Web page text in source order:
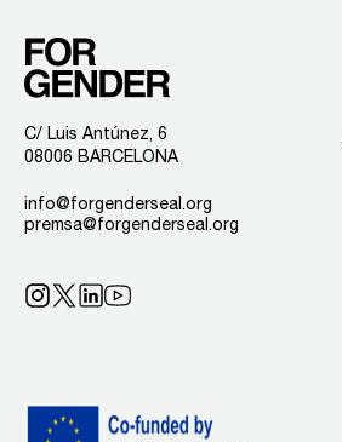
C/ Luis Antúnez, 6
08006 BARCELONA
info@forgenderseal.org
premsa@forgenderseal.org